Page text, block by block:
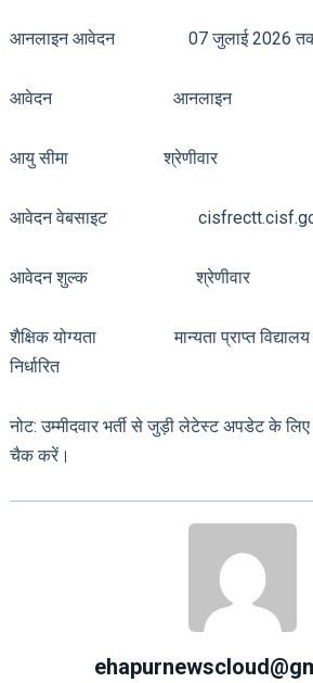
आनलाइन आवेदन 07 जुलाई 2026
आवेदन आनलाइन
आयु सीमा श्रेणीवार
आवेदन वेबसाइट
आवेदन शुल्क श्रेणीवार
शैक्षिक योग्यता मान्यता प्राप्त विद्यालय से
निर्धारित
नोट: उम्मीदवार भर्ती से जुड़ी लेटेस्ट अपडेट के
चैक करें।